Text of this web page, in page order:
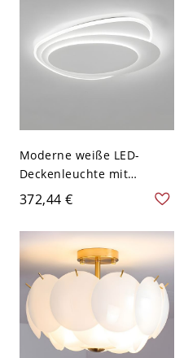
Moderne weiße LED-
Deckenleuchte mit
Acrylschirm für den
Wohnbereich - 110V-120V
40,64 cm Weißlicht
372,44 €